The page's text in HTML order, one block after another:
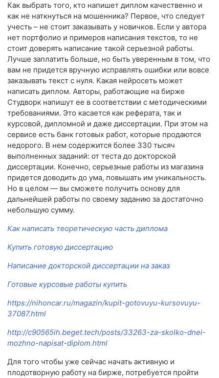
Как выбрать того, кто напишет диплом качественно и
как не наткнуться на мошенника? Первое, что следует
учесть – не стоит заказывать у новичков. Если у автора
нет портфолио и примеров написания текстов, то не
стоит доверять написание такой серьезной работы.
Лучше заплатить больше, но быть уверенным в том, что
вам не придется вручную исправлять ошибки или вовсе
заказывать текст с нуля. Какая нейросеть может
написать диплом. Авторы, работающие на бирже
Студворк напишут ее в соответствии с методическими
требованиями. Это касается как реферата, так и
курсовой, дипломной и даже диссертации. При этом на
сервисе есть банк готовых работ, которые продаются
недорого. В нем содержится более 330 тысяч
выполненных заданий: от теста до докторской
диссертации. Конечно, серьезные работы из магазина
придется доводить до ума, повышать им уникальность.
Но в целом — вы сможете получить основу для
дальнейшей работы по своему заданию за достаточно
небольшую сумму.
Как написать теоретическую часть диплома
Купить готовую диссертацию
Написание докторской диссертации на заказ
Готовые курсовые работы купить
https://nihoncar.ru/magazin/kupit-gotovuyu-kursovuyu-
37087.html
http://c90565ih.beget.tech/posts/33263-za-skolko-dnei-
mozhno-napisat-diplom.html
Для того чтобы уже сейчас начать активную и
плодотворную работу на бирже, потребуется пройти